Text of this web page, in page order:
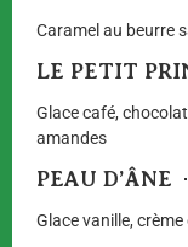
Caramel au beurre
LE PETIT
Glace café,
amandes
PEAU D’ÂNE
Glace vanille,